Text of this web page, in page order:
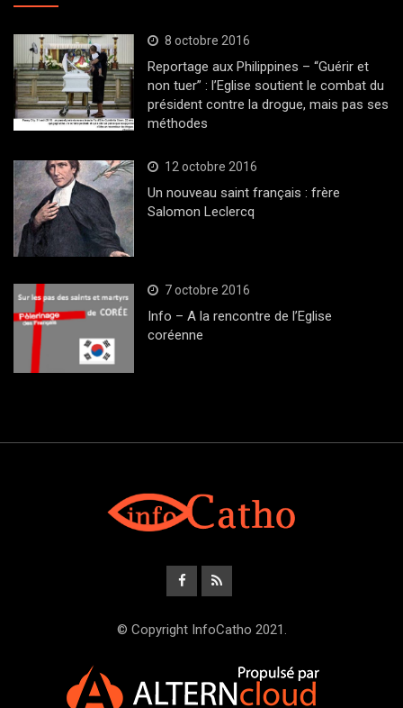
8 octobre 2016
Reportage aux Philippines – “Guérir et
non tuer” : l’Eglise soutient le combat du
président contre la drogue, mais pas ses
méthodes
12 octobre 2016
Un nouveau saint français : frère
Salomon Leclercq
7 octobre 2016
Info – A la rencontre de l’Eglise
coréenne
© Copyright InfoCatho 2021.